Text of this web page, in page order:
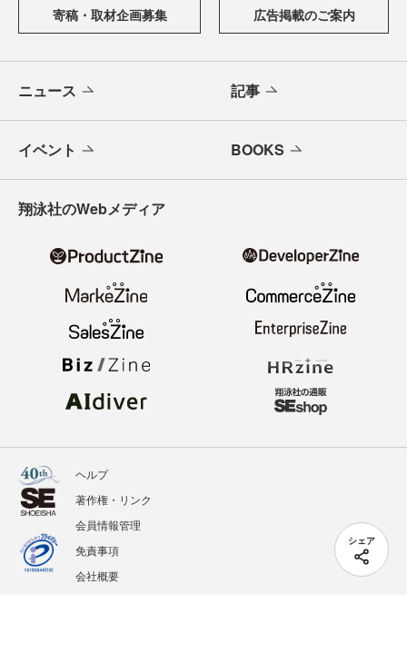
シェア
寄稿・取材企画募集 広告掲載のご案内
ニュース 記事
イベント BOOKS
翔泳社のWebメディア
ヘルプ
著作権・リンク
会員情報管理
免責事項
会社概要